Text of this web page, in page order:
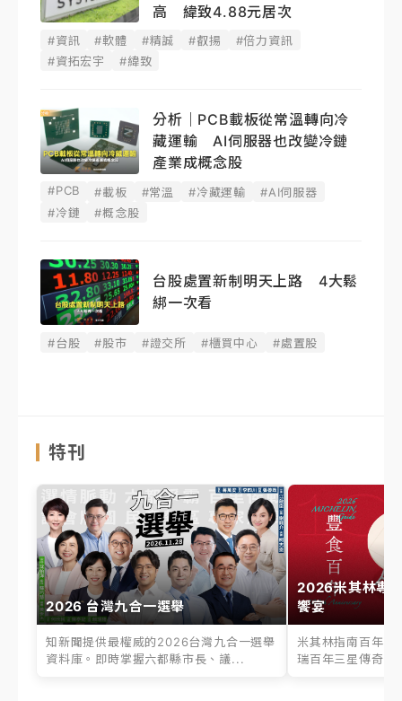
高 緯致4.88元居次
#資訊 #軟體 #精誠 #叡揚
#倍力資訊
#資拓宏宇
#緯致
分析｜PCB載板從常溫轉向冷
藏運輸 AI伺服器也改變冷鏈
產業成概念股
#PCB #載板 #常溫 #冷藏運輸
#AI伺服器
#冷鏈
#概念股
台股處置新制明天上路 4大鬆
綁一次看
#台股 #股市 #證交所 #櫃買中心 #處置股
特刊
2026 台灣九合一選舉
知新聞提供最權威的2026台灣九合一選舉
資料庫。即時掌握六都縣市長、議...
2026米其林專
饗宴
米其林指南百年之
瑞百年三星傳奇、